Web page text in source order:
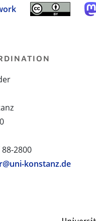
2800
konstanz.de